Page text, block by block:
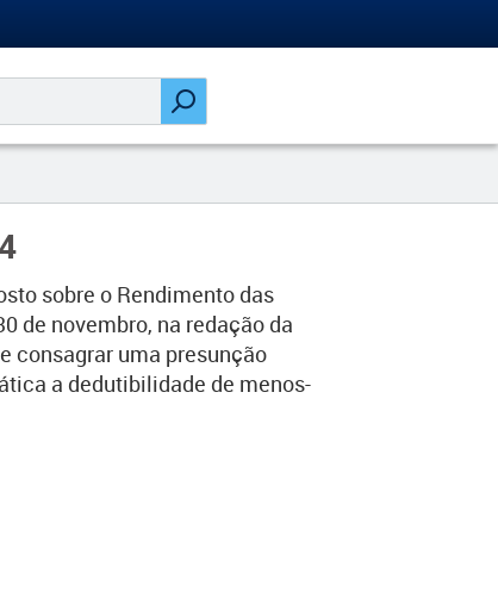
sobre o Rendimento das
de novembro, na redação da
consagrar uma presunção
a dedutibilidade de menos-